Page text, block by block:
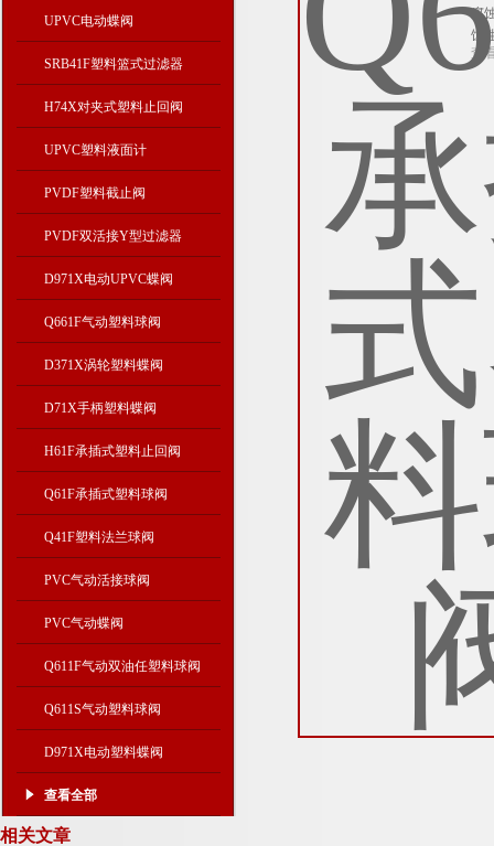
UPVC电动蝶阀
SRB41F塑料篮式过滤器
H74X对夹式塑料止回阀
UPVC塑料液面计
PVDF塑料截止阀
PVDF双活接Y型过滤器
D971X电动UPVC蝶阀
Q661F气动塑料球阀
D371X涡轮塑料蝶阀
D71X手柄塑料蝶阀
H61F承插式塑料止回阀
Q61F承插式塑料球阀
Q41F塑料法兰球阀
PVC气动活接球阀
PVC气动蝶阀
Q611F气动双油任塑料球阀
Q611S气动塑料球阀
D971X电动塑料蝶阀
查看全部
相关文章
腐
蚀
查